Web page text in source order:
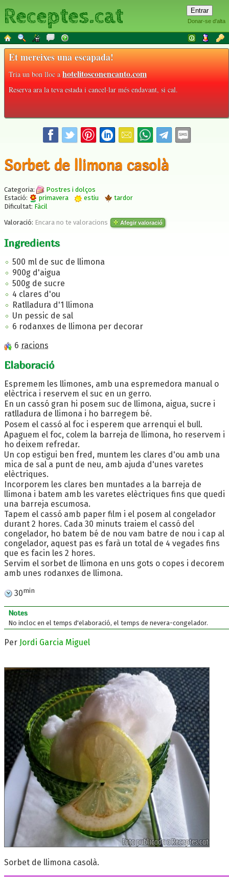
Donar-se d'alta
Receptes.cat
Et mereixes una escapada!
Tria un bon lloc ahotelitosconencanto.com
Reserva ara la teva estada i cancel·lar més endavant, si cal.
Sorbet de llimona casolà
Categoria:
Postres i dolços
Estació:
primavera estiu
tardor
Dificultat: Fàcil
Valoració: Encara no te valoracions Afegir valoració
Ingredients
500 ml de suc de llimona
900g d'aigua
500g de sucre
4 clares d'ou
Ratlladura d'1 llimona
Un pessic de sal
6 rodanxes de llimona per decorar
6 racions
Elaboració
Espremem les llimones, amb una espremedora manual o
elèctrica i reservem el suc en un gerro.
En un cassó gran hi posem suc de llimona, aigua, sucre i
ratlladura de llimona i ho barregem bé.
Posem el cassó al foc i esperem que arrenqui el bull.
Apaguem el foc, colem la barreja de llimona, ho reservem i
ho deixem refredar.
Un cop estigui ben fred, muntem les clares d'ou amb una
mica de sal a punt de neu, amb ajuda d'unes varetes
elèctriques.
Incorporem les clares ben muntades a la barreja de
llimona i batem amb les varetes elèctriques fins que quedi
una barreja escumosa.
Tapem el cassó amb paper film i el posem al congelador
durant 2 hores. Cada 30 minuts traiem el cassó del
congelador, ho batem bé de nou vam batre de nou i cap al
congelador, aquest pas es farà un total de 4 vegades fins
que es facin les 2 hores.
Servim el sorbet de llimona en uns gots o copes i decorem
amb unes rodanxes de llimona.
30min
Notes
No incloc en el temps d'elaboració, el temps de nevera-congelador.
Per Jordi Garcia Miguel
Sorbet de llimona casolà.